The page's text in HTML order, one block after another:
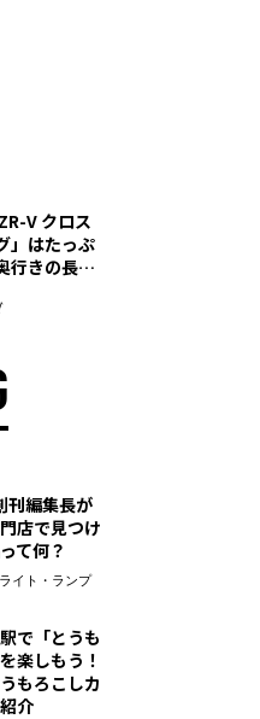
V クロス
」はたっぷ
行きの長い
刊編集長が
店で見つけ
て何？
イト・ランプ
で「とうも
楽しもう！
もろこしカ
介